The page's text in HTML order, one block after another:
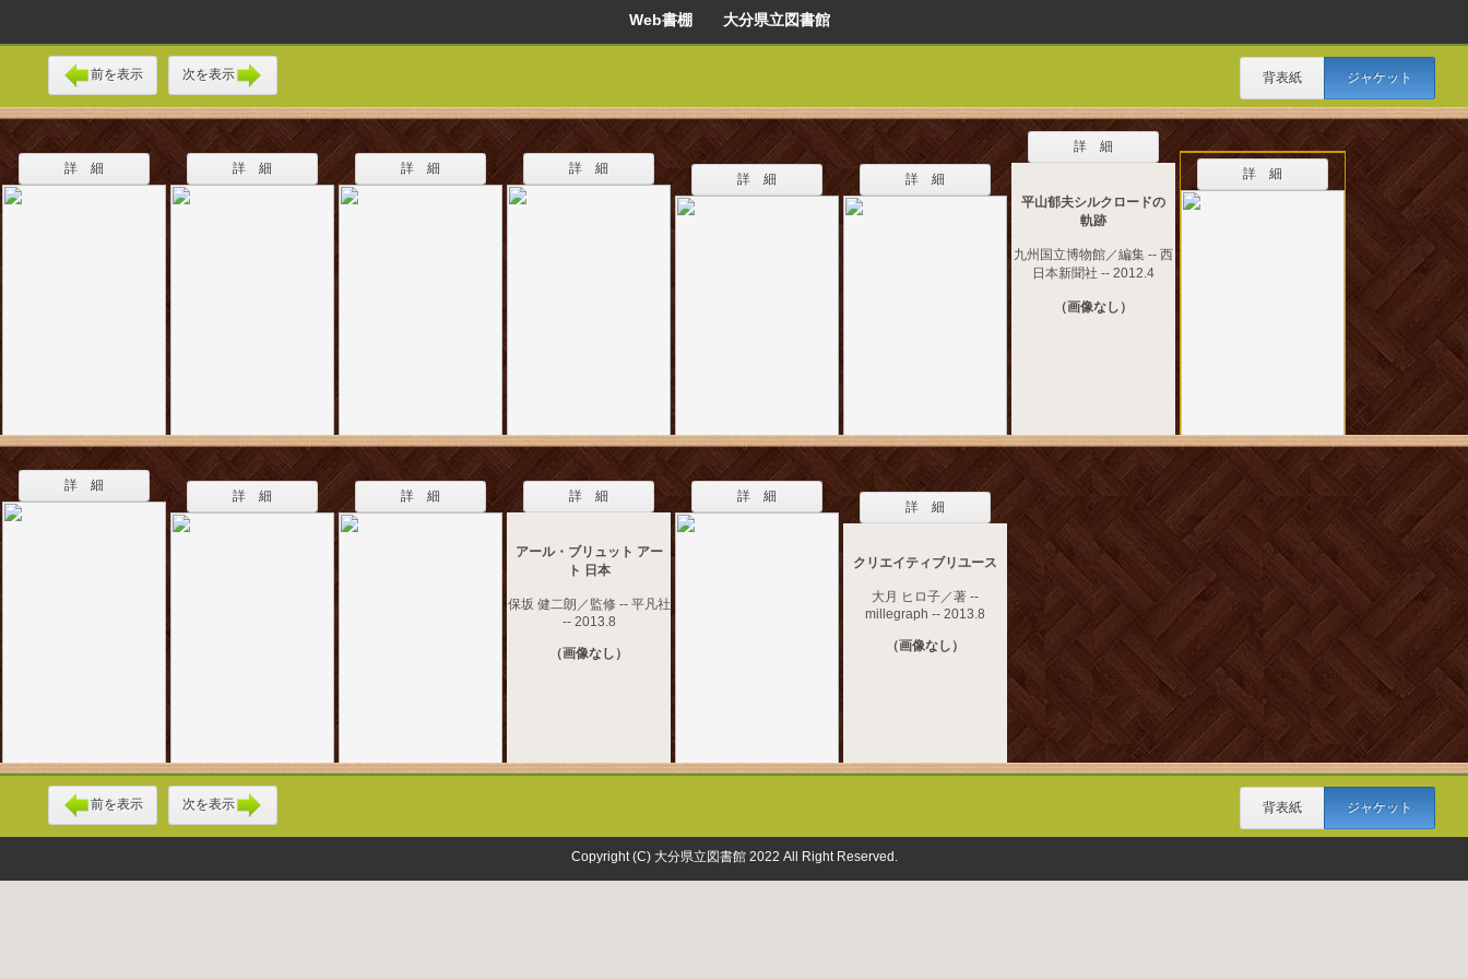
Web書棚 大分県立図書館
前を表示 次を表示 背表紙 ジャケット
詳 細 詳 細 詳 細 詳 細
詳 細 詳 細
詳 細
平山郁夫シルクロードの
軌跡
九州国立博物館／編集 -- 西
日本新聞社 -- 2012.4
（画像なし）
詳 細
詳 細
詳 細 詳 細 詳 細
アール・ブリュット アー
ト 日本
保坂 健二朗／監修 -- 平凡社
-- 2013.8
（画像なし）
詳 細
詳 細
クリエイティブリユース
大月 ヒロ子／著 --
millegraph -- 2013.8
（画像なし）
前を表示 次を表示 背表紙 ジャケット
Copyright (C) 大分県立図書館 2022 All Right Reserved.